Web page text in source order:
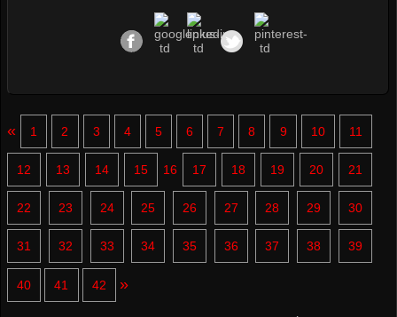
« 1 2 3 4 5 6 7 8 9 10 11
12 13 14 15 16 17 18 19 20 21
22 23 24 25 26 27 28 29 30
31 32 33 34 35 36 37 38 39
40 41 42 »